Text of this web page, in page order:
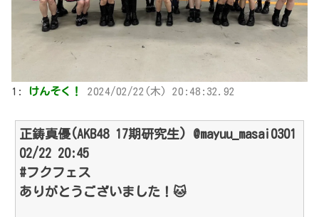
1: けんそく！ 2024/02/22(木) 20:48:32.92
正鋳真優(AKB48 17期研究生) @mayuu_masai0301
02/22 20:45
#フクフェス
ありがとうございました！🐱